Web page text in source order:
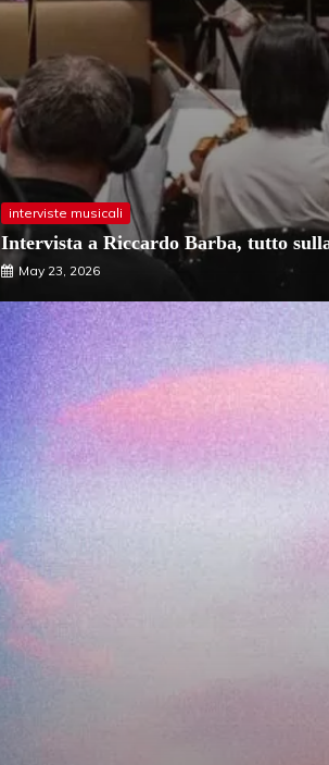
interviste musicali
Intervista a Riccardo Barba, tutto
May 23, 2026